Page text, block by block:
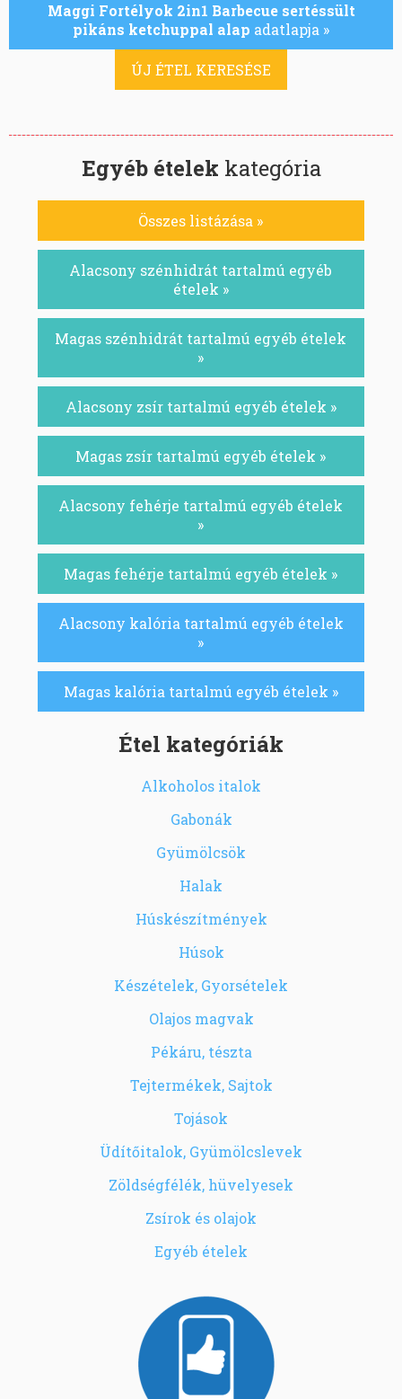
Maggi Fortélyok 2in1 Barbecue sertéssült
pikáns ketchuppal alap adatlapja »
ÚJ ÉTEL KERESÉSE
Egyéb ételek kategória
Összes listázása »
Alacsony szénhidrát tartalmú egyéb
ételek »
Magas szénhidrát tartalmú egyéb ételek
»
Alacsony zsír tartalmú egyéb ételek »
Magas zsír tartalmú egyéb ételek »
Alacsony fehérje tartalmú egyéb ételek
»
Magas fehérje tartalmú egyéb ételek »
Alacsony kalória tartalmú egyéb ételek
»
Magas kalória tartalmú egyéb ételek »
Étel kategóriák
Alkoholos italok
Gabonák
Gyümölcsök
Halak
Húskészítmények
Húsok
Készételek, Gyorsételek
Olajos magvak
Pékáru, tészta
Tejtermékek, Sajtok
Tojások
Üdítőitalok, Gyümölcslevek
Zöldségfélék, hüvelyesek
Zsírok és olajok
Egyéb ételek